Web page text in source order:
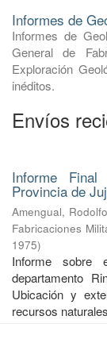
Informes de
Informes de
General de
Exploración
inéditos.
Envíos
Informe
Provincia de
Amengual, Rodolfo
Fabricaciones
1975)
Informe
departamento
Ubicación y
recursos